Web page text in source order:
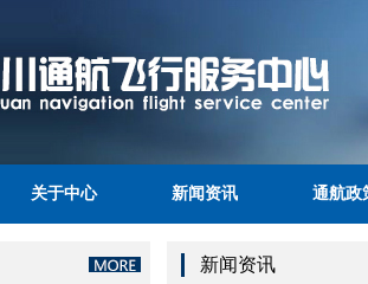
关于中心 新闻资讯 通航政
新闻资讯